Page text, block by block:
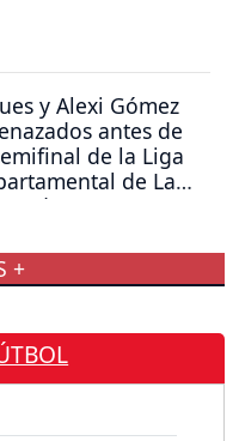
y Alexi Gómez
antes de
de la Liga
de La
+